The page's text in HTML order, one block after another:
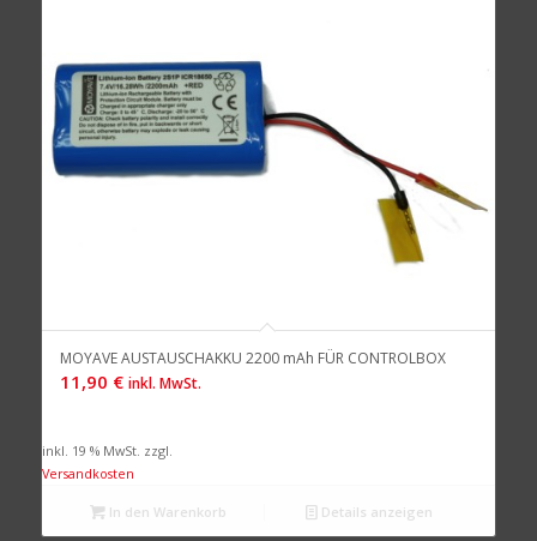
MOYAVE AUSTAUSCHAKKU 2200 mAh FÜR CONTROLBOX
11,90 € inkl. MwSt.
inkl. 19 % MwSt. zzgl.
Versandkosten
In den Warenkorb Details anzeigen